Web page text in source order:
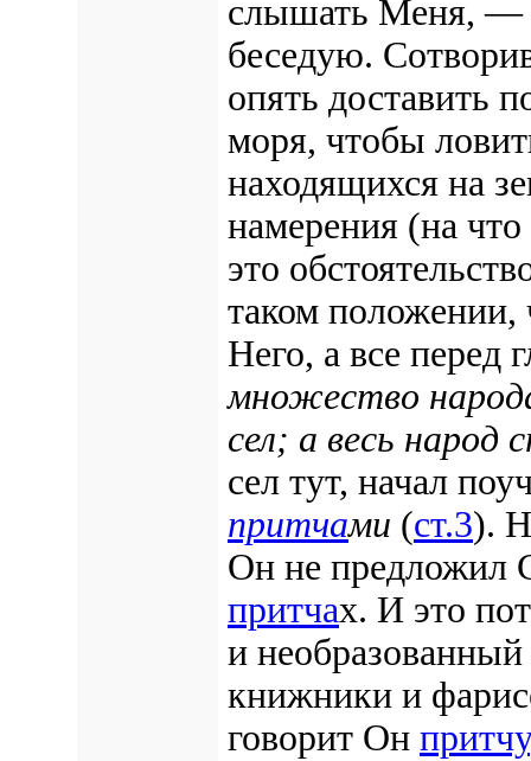
слышать Меня, —
беседую.
опять доставить
моря, чтобы
находящихся на
намерения (на что
это
таком положении,
Него, а все перед
множество
сел; а весь народ
сел тут, начал
притчами (ст.3).
Он не предложил
притчах. И это
и необразованный
книжники и
говорит Он притчу